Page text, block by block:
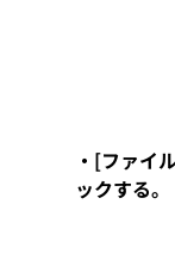
・[ファイ
ックする。